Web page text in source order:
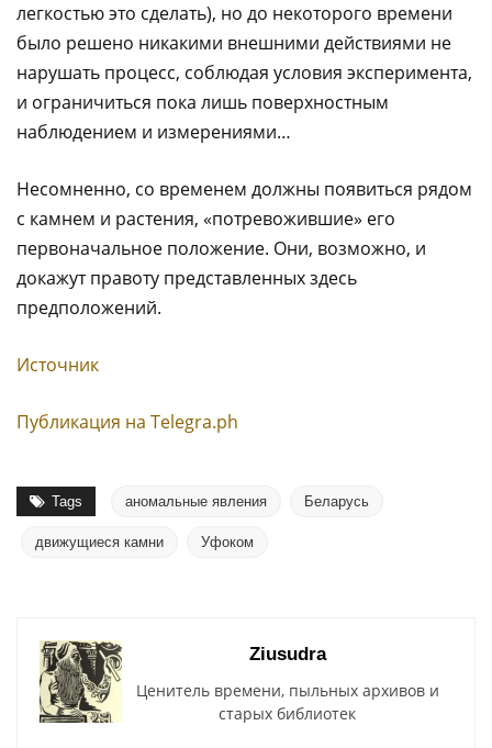
легкостью это сделать), но до некоторого времени
было решено никакими внешними действиями не
нарушать процесс, соблюдая условия эксперимента,
и ограничиться пока лишь поверхностным
наблюдением и измерениями…
Несомненно, со временем должны появиться рядом
с камнем и растения, «потревожившие» его
первоначальное положение. Они, возможно, и
докажут правоту представленных здесь
предположений.
Источник
Публикация на Тelegra.ph
Tags аномальные явления Беларусь
движущиеся камни Уфоком
Ziusudra
Ценитель времени, пыльных архивов и
старых библиотек